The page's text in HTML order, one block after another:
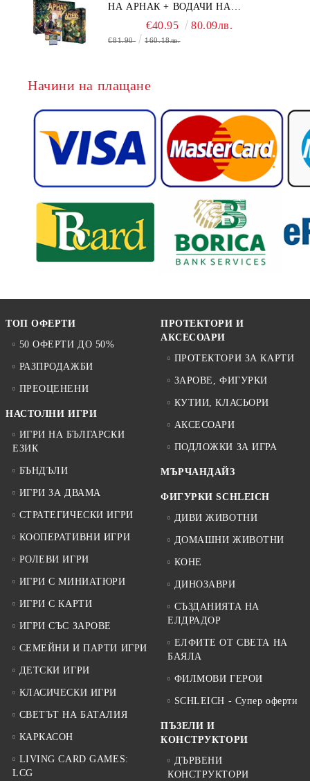
НА АРНАК + ВОДАЧИ НА
ЕКСПЕДИЦИИ + ПРОМО КАРТИ
БЕЗПЛАТНО
€40.95 80.09лв.
€81.90 160.18лв.
Начини на плащане
ТОП ОФЕРТИ
50 ОФЕРТИ ДО 50%
РАЗПРОДАЖБИ
ПРЕОЦЕНЕНИ
НАСТОЛНИ ИГРИ
ИГРИ НА БЪЛГАРСКИ
ЕЗИК
БЪНДЪЛИ
ИГРИ ЗА ДВАМА
СТРАТЕГИЧЕСКИ ИГРИ
КООПЕРАТИВНИ ИГРИ
РОЛЕВИ ИГРИ
ИГРИ С МИНИАТЮРИ
ИГРИ С КАРТИ
ИГРИ СЪС ЗАРОВЕ
СЕМЕЙНИ И ПАРТИ ИГРИ
ДЕТСКИ ИГРИ
КЛАСИЧЕСКИ ИГРИ
СВЕТЪТ НА БАТАЛИЯ
КАРКАСОН
LIVING CARD GAMES:
LCG
ПРОТЕКТОРИ И
АКСЕСОАРИ
ПРОТЕКТОРИ ЗА КАРТИ
ЗАРОВЕ, ФИГУРКИ
КУТИИ, КЛАСЬОРИ
АКСЕСОАРИ
ПОДЛОЖКИ ЗА ИГРА
МЪРЧАНДАЙЗ
ФИГУРКИ SCHLEICH
ДИВИ ЖИВОТНИ
ДОМАШНИ ЖИВОТНИ
КОНЕ
ДИНОЗАВРИ
СЪЗДАНИЯТА НА
ЕЛДРАДОР
ЕЛФИТЕ ОТ СВЕТА НА
БАЯЛА
ФИЛМОВИ ГЕРОИ
SCHLEICH - Супер оферти
ПЪЗЕЛИ И
КОНСТРУКТОРИ
ДЪРВЕНИ
КОНСТРУКТОРИ